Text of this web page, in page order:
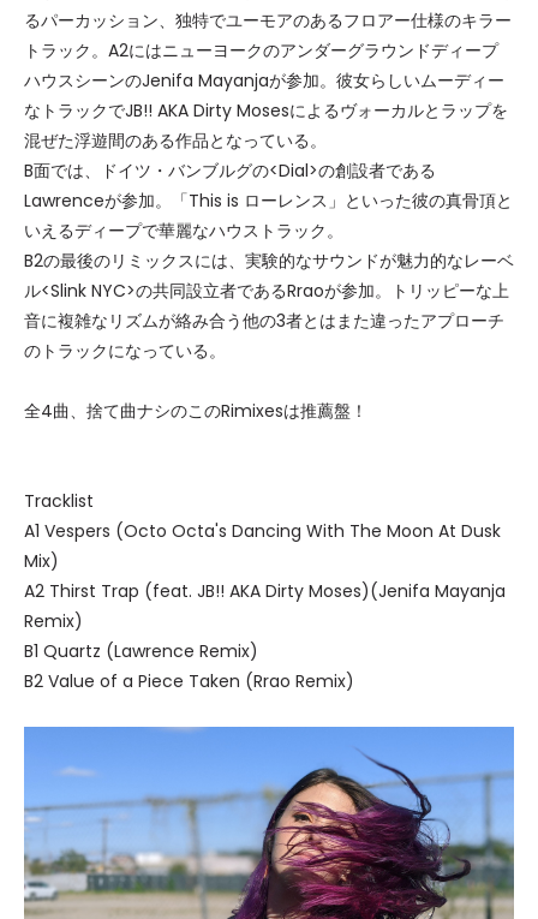
るパーカッション、独特でユーモアのあるフロアー仕様のキラー
トラック。A2にはニューヨークのアンダーグラウンドディープ
ハウスシーンのJenifa Mayanjaが参加。彼女らしいムーディー
なトラックでJB!! AKA Dirty Mosesによるヴォーカルとラップを
混ぜた浮遊間のある作品となっている。
B面では、ドイツ・バンブルグの<Dial>の創設者である
Lawrenceが参加。「This is ローレンス」といった彼の真骨頂と
いえるディープで華麗なハウストラック。
B2の最後のリミックスには、実験的なサウンドが魅力的なレーベ
ル<Slink NYC>の共同設立者であるRraoが参加。トリッピーな上
音に複雑なリズムが絡み合う他の3者とはまた違ったアプローチ
のトラックになっている。
全4曲、捨て曲ナシのこのRimixesは推薦盤！
Tracklist
A1 Vespers (Octo Octa's Dancing With The Moon At Dusk
Mix)
A2 Thirst Trap (feat. JB!! AKA Dirty Moses)(Jenifa Mayanja
Remix)
B1 Quartz (Lawrence Remix)
B2 Value of a Piece Taken (Rrao Remix)